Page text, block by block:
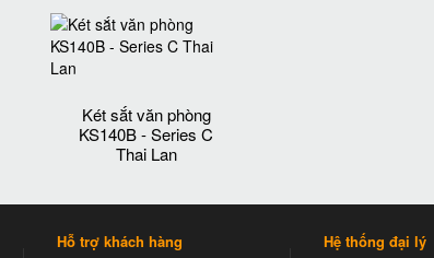
Két sắt văn phòng
KS140B - Series C
Thai Lan
Hỗ trợ khách hàng
Hệ thống đại lý